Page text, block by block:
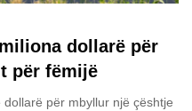
dollarë për
për fëmijë
për mbyllur një çështje